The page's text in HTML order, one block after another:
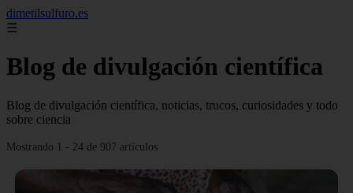
dimetilsulfuro.es
☰
Blog de divulgación científica
Blog de divulgación científica, noticias, trucos, curiosidades y todo
sobre ciencia
Mostrando 1 - 24 de 907 artículos